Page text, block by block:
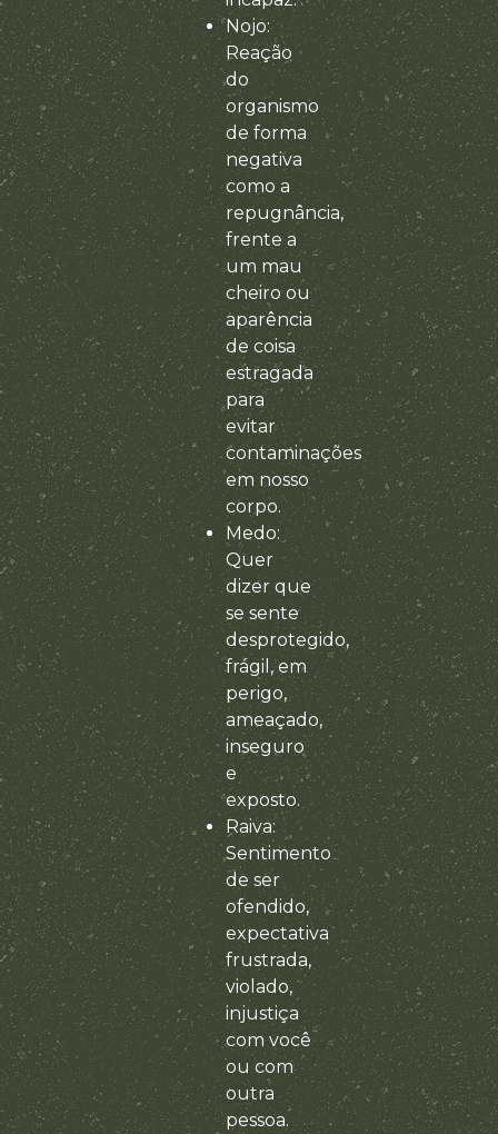
Nojo:
Reação
do
organismo
de forma
negativa
como a
repugnância,
frente a
um mau
cheiro ou
aparência
de coisa
estragada
para
evitar
contaminações
em nosso
corpo.
Medo:
Quer
dizer que
se sente
desprotegido,
frágil, em
perigo,
ameaçado,
inseguro
e
exposto.
Raiva:
Sentimento
de ser
ofendido,
expectativa
frustrada,
violado,
injustiça
com você
ou com
outra
pessoa.